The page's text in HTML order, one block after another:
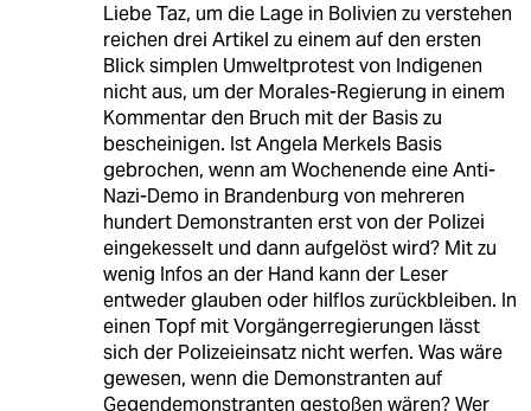
Liebe Taz, um die Lage in Bolivien zu verstehen
reichen drei Artikel zu einem auf den ersten
Blick simplen Umweltprotest von Indigenen
nicht aus, um der Morales-Regierung in einem
Kommentar den Bruch mit der Basis zu
bescheinigen. Ist Angela Merkels Basis
gebrochen, wenn am Wochenende eine Anti-
Nazi-Demo in Brandenburg von mehreren
hundert Demonstranten erst von der Polizei
eingekesselt und dann aufgelöst wird? Mit zu
wenig Infos an der Hand kann der Leser
entweder glauben oder hilflos zurückbleiben. In
einen Topf mit Vorgängerregierungen lässt
sich der Polizeieinsatz nicht werfen. Was wäre
gewesen, wenn die Demonstranten auf
Gegendemonstranten gestoßen wären? Wer